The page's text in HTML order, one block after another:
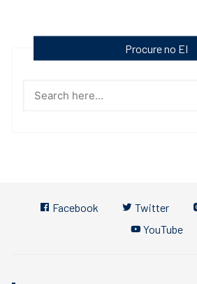
Procure no EI
Facebook Twitter
YouTube